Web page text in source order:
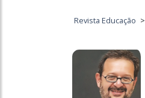
Revista Educação >